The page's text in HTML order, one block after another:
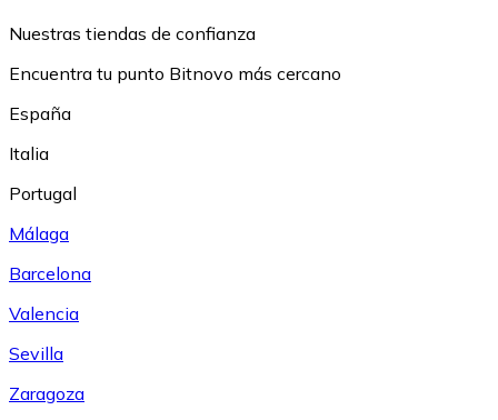
Nuestras tiendas de confianza
Encuentra tu punto Bitnovo más cercano
España
Italia
Portugal
Málaga
Barcelona
Valencia
Sevilla
Zaragoza